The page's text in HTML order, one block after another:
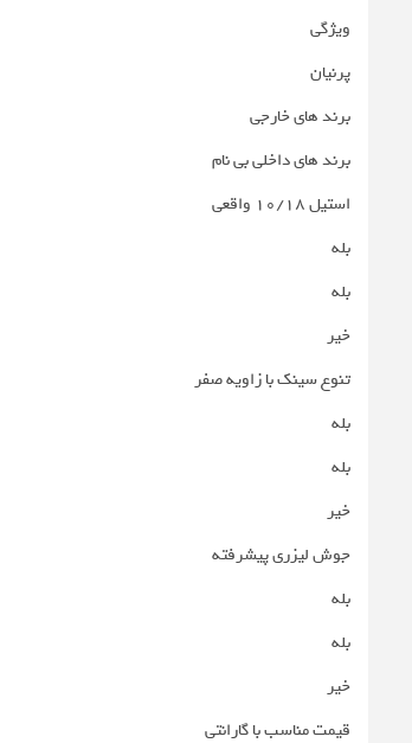
ویژگی
پرنیان
برند های خارجی
برند های داخلی بی نام
استیل 10/18 واقعی
بله
بله
خیر
تنوع سینک با زاویه صفر
بله
بله
خیر
جوش لیزری پیشرفته
بله
بله
خیر
قیمت مناسب با گارانتی